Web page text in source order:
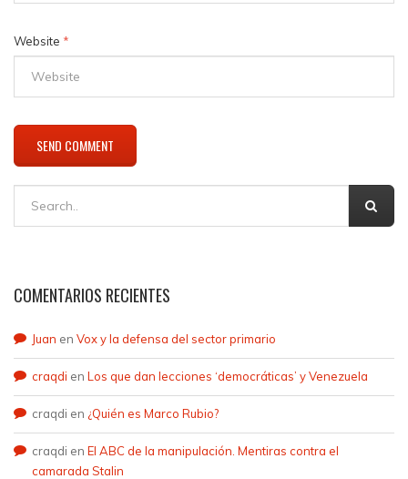
Website *
COMENTARIOS RECIENTES
Juan en Vox y la defensa del sector primario
craqdi en Los que dan lecciones ‘democráticas’ y Venezuela
craqdi en ¿Quién es Marco Rubio?
craqdi en El ABC de la manipulación. Mentiras contra el
camarada Stalin